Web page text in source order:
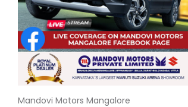
Mandovi Motors Mangalore